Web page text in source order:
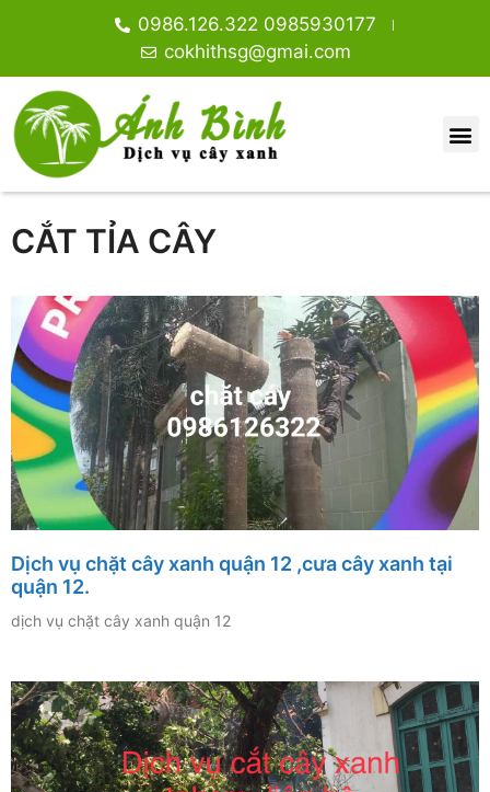
0986.126.322 0985930177
cokhithsg@gmai.com
CẮT TỈA CÂY
Dịch vụ chặt cây xanh quận 12 ,cưa cây xanh tại
quận 12.
dịch vụ chặt cây xanh quận 12